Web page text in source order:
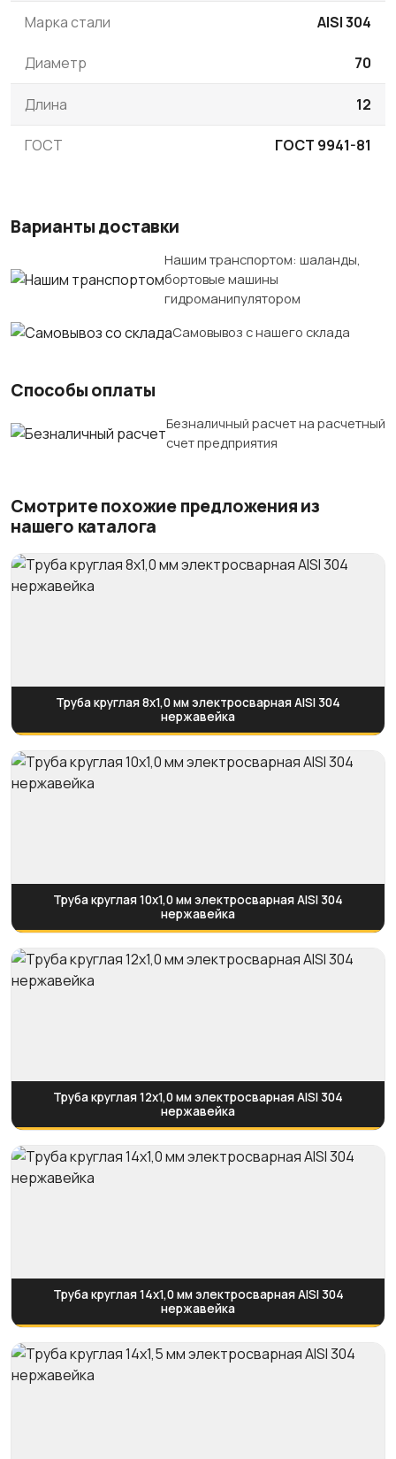
Марка стали AISI 304
Диаметр 70
Длина 12
ГОСТ ГОСТ 9941-81
Варианты доставки
Нашим транспортом: шаланды,
бортовые машины
гидроманипулятором
Самовывоз с нашего склада
Способы оплаты
Безналичный расчет на расчетный
счет предприятия
Смотрите похожие предложения из
нашего каталога
Труба круглая 8х1,0 мм электросварная AISI 304
нержавейка
Труба круглая 10х1,0 мм электросварная AISI 304
нержавейка
Труба круглая 12х1,0 мм электросварная AISI 304
нержавейка
Труба круглая 14х1,0 мм электросварная AISI 304
нержавейка